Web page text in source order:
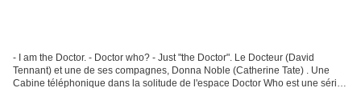
- I am the Doctor. - Doctor who? - Just "the Doctor". Le Docteur (David
Tennant) et une de ses compagnes, Donna Noble (Catherine Tate) . Une
Cabine téléphonique dans la solitude de l'espace Doctor Who est une série